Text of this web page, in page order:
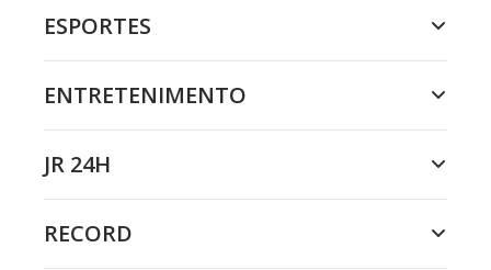
ESPORTES
ENTRETENIMENTO
JR 24H
RECORD